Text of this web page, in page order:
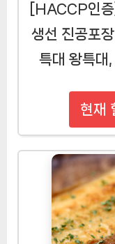
[HACCP인
생선 진공포
특대 왕특
현재